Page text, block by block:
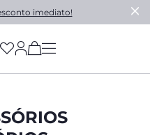
imediato!
(has more options